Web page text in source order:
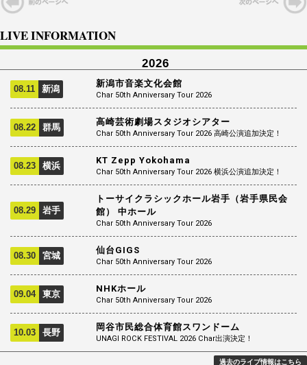
LIVE INFORMATION
2026
08.11 新潟 新潟市音楽文化会館
Char 50th Anniversary Tour 2026
08.22 群馬 高崎芸術劇場スタジオシアター
Char 50th Anniversary Tour 2026 高崎公演追加決定！
08.23 横浜 KT Zepp Yokohama
Char 50th Anniversary Tour 2026 横浜公演追加決定！
08.29 岩手
トーサイクラシックホール岩手（岩手県民会
館） 中ホール
Char 50th Anniversary Tour 2026
08.30 宮城 仙台GIGS
Char 50th Anniversary Tour 2026
09.04 東京 NHKホール
Char 50th Anniversary Tour 2026
10.03 長野 岡谷市民総合体育館スワンドーム
UNAGI ROCK FESTIVAL 2026 Char出演決定！
過去のライブ情報はこちら